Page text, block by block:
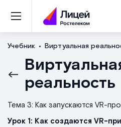
Учебник Виртуальная
реальность
Тема 3: Как запускаются VR-
Урок 1: Как создаются VR-